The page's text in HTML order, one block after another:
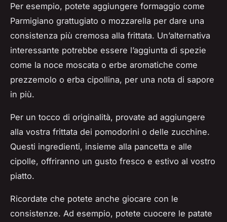
Per esempio, potete aggiungere formaggio come
Parmigiano grattugiato o mozzarella per dare una
consistenza più cremosa alla frittata. Un’alternativa
interessante potrebbe essere l’aggiunta di spezie
come la noce moscata o erbe aromatiche come
prezzemolo o erba cipollina, per una nota di sapore
in più.
Per un tocco di originalità, provate ad aggiungere
alla vostra frittata dei pomodorini o delle zucchine.
Questi ingredienti, insieme alla pancetta e alle
cipolle, offriranno un gusto fresco e estivo al vostro
piatto.
Ricordate che potete anche giocare con le
consistenze. Ad esempio, potete cuocere le patate